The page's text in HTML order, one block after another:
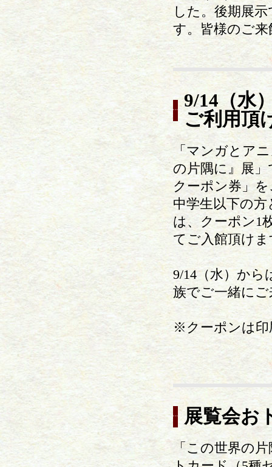
した。後期展
す。皆様のご
9/14（水
ご利用頂
「マンガとア
の片隅に』展
クーポン券」
中学生以下の
は、クーポン1
てご入館頂け
9/14（水）か
族でご一緒に
※クーポンは印
展覧会お
「この世界の